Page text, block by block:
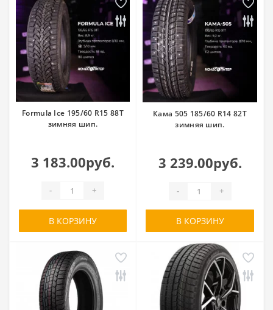
Formula Ice 195/60 R15 88T
зимняя шип.
3 183.00руб.
- +
В КОРЗИНУ
Кама 505 185/60 R14 82T
зимняя шип.
3 239.00руб.
- +
В КОРЗИНУ